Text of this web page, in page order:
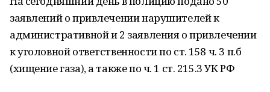
заявлений о привлечении нарушителей к
административной и 2 заявления о привлечении
к уголовной ответственности по ст. 158 ч. 3 п.б
(хищение газа), а также по ч. 1 ст. 215.3 УК РФ